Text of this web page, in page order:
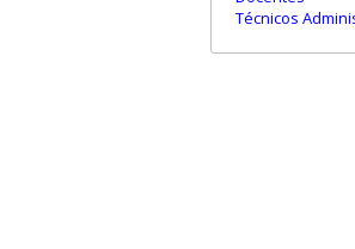
Técnicos